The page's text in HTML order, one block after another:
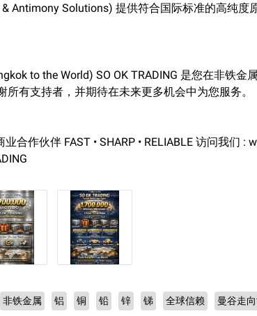
Antimony Solutions) 提供符合国际标准的高纯度
to the World) SO OK TRADING 是您在非铁金
所有支持者，并期待在未来更多机会中为您服务。
业合作伙伴 FAST • SHARP • RELIABLE 访问我们 :
非铁金属 铝 铜 铅 锌 锑 全球信赖 曼谷走